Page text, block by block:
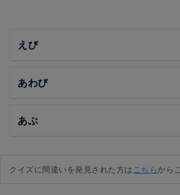
えび
あわび
あぶ
クイズに間違いを発見された方はこちらから